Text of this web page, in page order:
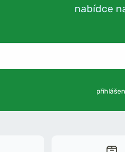
nabídce